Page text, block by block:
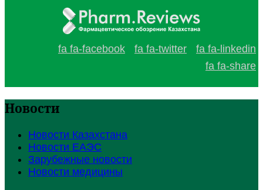
fa fa-facebook fa fa-twitter
fa fa-linkedin
fa fa-share
Новости
Новости Казахстана
Новости ЕАЭС
Зарубежные новости
Новости медицины